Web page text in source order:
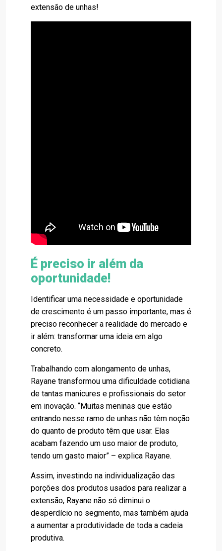
extensão de unhas!
É preciso ir além da
oportunidade!
Identificar uma necessidade e oportunidade
de crescimento é um passo importante, mas é
preciso reconhecer a realidade do mercado e
ir além: transformar uma ideia em algo
concreto.
Trabalhando com alongamento de unhas,
Rayane transformou uma dificuldade cotidiana
de tantas manicures e profissionais do setor
em inovação. “Muitas meninas que estão
entrando nesse ramo de unhas não têm noção
do quanto de produto têm que usar. Elas
acabam fazendo um uso maior de produto,
tendo um gasto maior” – explica Rayane.
Assim, investindo na individualização das
porções dos produtos usados para realizar a
extensão, Rayane não só diminui o
desperdício no segmento, mas também ajuda
a aumentar a produtividade de toda a cadeia
produtiva.